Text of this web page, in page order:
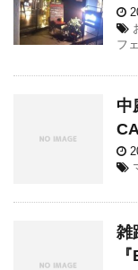
フェ
中
雑